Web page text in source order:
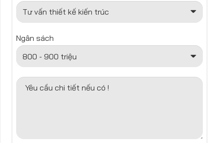
Ngân sách
Yêu cầu chi tiết nếu có !